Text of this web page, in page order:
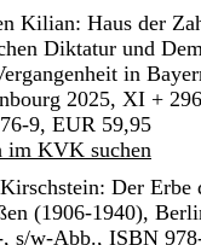
Kilian: Haus der
Diktatur und
in
2025, XI +
9, EUR 59,95
im KVK suchen
Der
(1906-1940),
, s/w-Abb., ISBN